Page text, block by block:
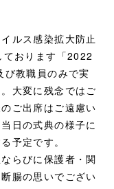
ルス感染拡大防止
おります「2022
教職員のみで実
大変に残念ではご
ご出席はご遠慮い
日の式典の様子に
予定です。
らびに保護者・関
腸の思いでござい